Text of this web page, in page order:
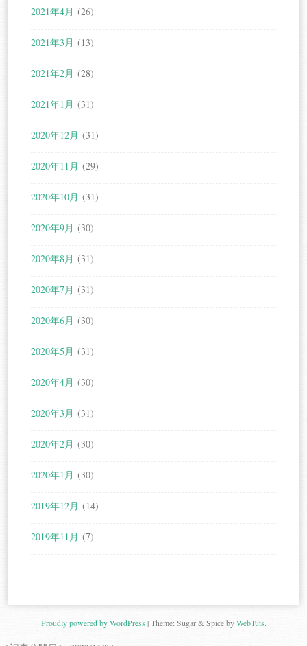
2021年4月 (26)
2021年3月 (13)
2021年2月 (28)
2021年1月 (31)
2020年12月 (31)
2020年11月 (29)
2020年10月 (31)
2020年9月 (30)
2020年8月 (31)
2020年7月 (31)
2020年6月 (30)
2020年5月 (31)
2020年4月 (30)
2020年3月 (31)
2020年2月 (30)
2020年1月 (30)
2019年12月 (14)
2019年11月 (7)
Proudly powered by WordPress |Theme: Sugar & Spice byWebTuts.